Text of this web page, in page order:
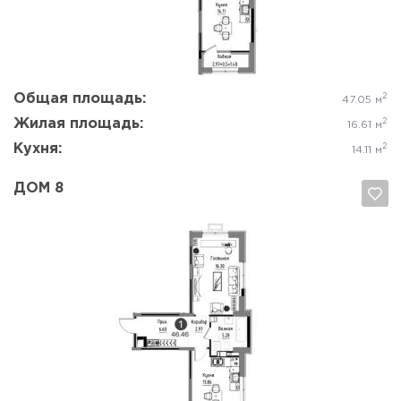
Общая площадь: 47.05 м 2
Жилая площадь: 16.61 м 2
Кухня: 14.11 м 2
ДОМ 8
Отмена